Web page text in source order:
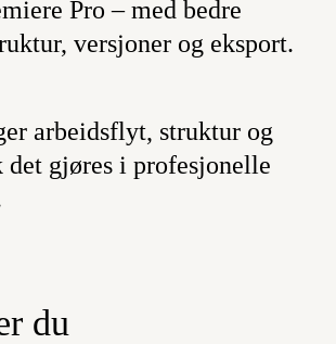
Pro – med bedre
versjoner og eksport.
arbeidsflyt, struktur og
gjøres i profesjonelle
du